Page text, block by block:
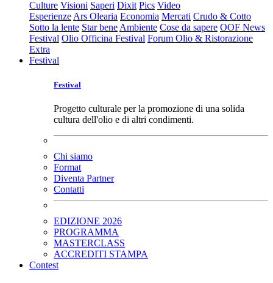
Culture Visioni Saperi Dixit Pics Video
Esperienze Ars Olearia Economia Mercati Crudo & Cotto
Sotto la lente Star bene Ambiente Cose da sapere OOF News
Festival Olio Officina Festival Forum Olio & Ristorazione
Extra
Festival
Festival
Progetto culturale per la promozione di una solida
cultura dell'olio e di altri condimenti.
Chi siamo
Format
Diventa Partner
Contatti
EDIZIONE 2026
PROGRAMMA
MASTERCLASS
ACCREDITI STAMPA
Contest